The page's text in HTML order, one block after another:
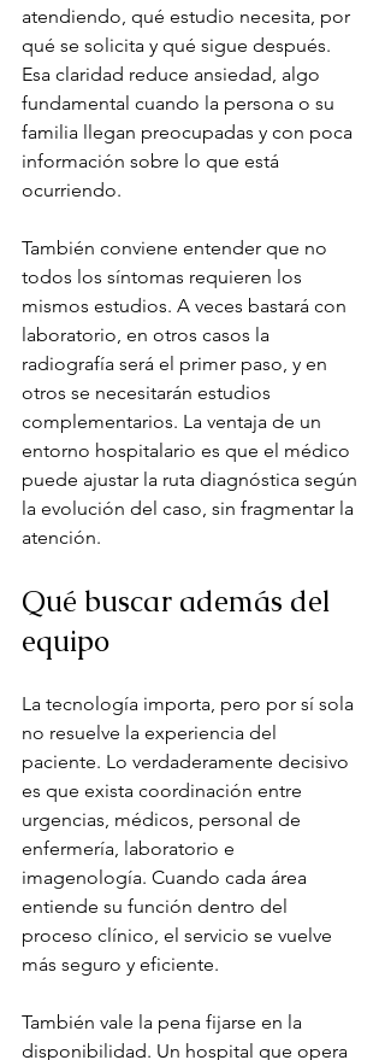
atendiendo, qué estudio necesita, por
qué se solicita y qué sigue después.
Esa claridad reduce ansiedad, algo
fundamental cuando la persona o su
familia llegan preocupadas y con poca
información sobre lo que está
ocurriendo.
También conviene entender que no
todos los síntomas requieren los
mismos estudios. A veces bastará con
laboratorio, en otros casos la
radiografía será el primer paso, y en
otros se necesitarán estudios
complementarios. La ventaja de un
entorno hospitalario es que el médico
puede ajustar la ruta diagnóstica según
la evolución del caso, sin fragmentar la
atención.
Qué buscar además del
equipo
La tecnología importa, pero por sí sola
no resuelve la experiencia del
paciente. Lo verdaderamente decisivo
es que exista coordinación entre
urgencias, médicos, personal de
enfermería, laboratorio e
imagenología. Cuando cada área
entiende su función dentro del
proceso clínico, el servicio se vuelve
más seguro y eficiente.
También vale la pena fijarse en la
disponibilidad. Un hospital que opera